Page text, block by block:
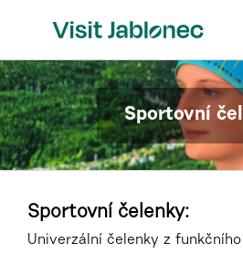
Sportovní
Sportovní čelenky:
Univerzální čelenky z